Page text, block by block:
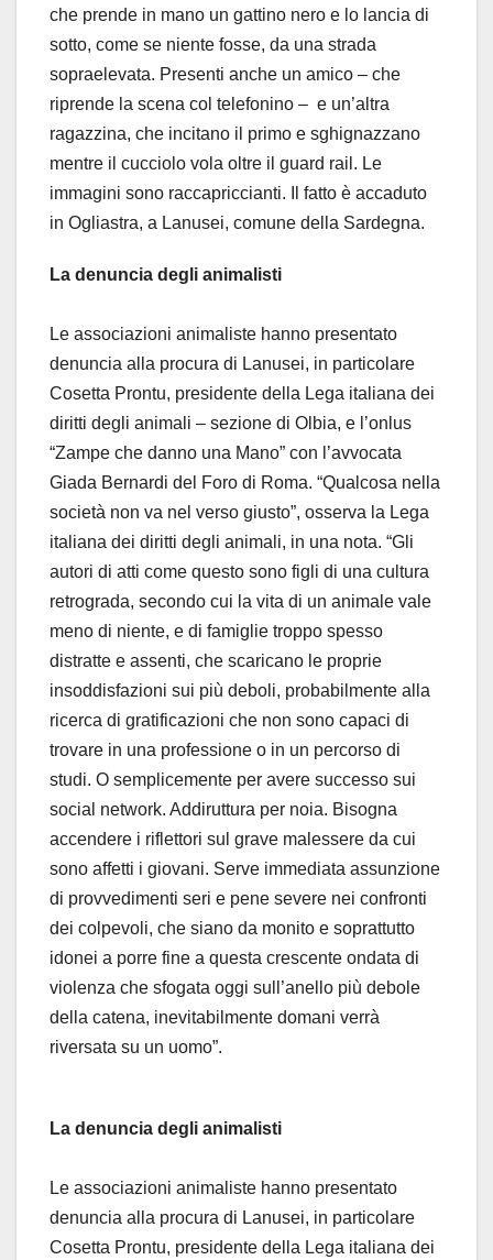
che prende in mano un gattino nero e lo lancia di
sotto, come se niente fosse, da una strada
sopraelevata. Presenti anche un amico – che
riprende la scena col telefonino – e un’altra
ragazzina, che incitano il primo e sghignazzano
mentre il cucciolo vola oltre il guard rail. Le
immagini sono raccapriccianti. Il fatto è accaduto
in Ogliastra, a Lanusei, comune della Sardegna.
La denuncia degli animalisti
Le associazioni animaliste hanno presentato
denuncia alla procura di Lanusei, in particolare
Cosetta Prontu, presidente della Lega italiana dei
diritti degli animali – sezione di Olbia, e l’onlus
“Zampe che danno una Mano” con l’avvocata
Giada Bernardi del Foro di Roma. “Qualcosa nella
società non va nel verso giusto”, osserva la Lega
italiana dei diritti degli animali, in una nota. “Gli
autori di atti come questo sono figli di una cultura
retrograda, secondo cui la vita di un animale vale
meno di niente, e di famiglie troppo spesso
distratte e assenti, che scaricano le proprie
insoddisfazioni sui più deboli, probabilmente alla
ricerca di gratificazioni che non sono capaci di
trovare in una professione o in un percorso di
studi. O semplicemente per avere successo sui
social network. Addiruttura per noia. Bisogna
accendere i riflettori sul grave malessere da cui
sono affetti i giovani. Serve immediata assunzione
di provvedimenti seri e pene severe nei confronti
dei colpevoli, che siano da monito e soprattutto
idonei a porre fine a questa crescente ondata di
violenza che sfogata oggi sull’anello più debole
della catena, inevitabilmente domani verrà
riversata su un uomo”.
La denuncia degli animalisti
Le associazioni animaliste hanno presentato
denuncia alla procura di Lanusei, in particolare
Cosetta Prontu, presidente della Lega italiana dei